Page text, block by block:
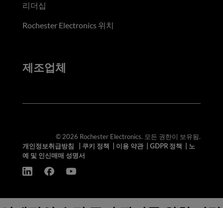
리더십
Rochester Electronics 위치
제조업체
© 2026 Rochester Electronics. 모든 권한이 보유됨.
개인정보취급방침
쿠키 정책 이용 약관| GDPR 정책
노
예 및 인신매매 성명서